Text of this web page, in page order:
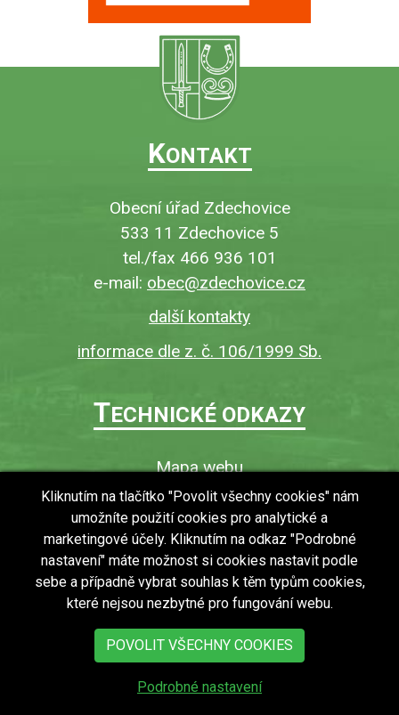
KONTAKT
Obecní úřad Zdechovice
533 11 Zdechovice 5
tel./fax 466 936 101
e-mail: obec@zdechovice.cz
další kontakty
informace dle z. č. 106/1999 Sb.
TECHNICKÉ ODKAZY
Mapa webu
O webu
Povinně zveřejňované informace
Ochrana osobních údajů (GDPR)
Vyhledávání
RSS
Bezbariérový přístup v obci
copyright © 2018 - 2026Obec Zdechovice
Kliknutím na tlačítko "Povolit všechny cookies" nám
umožníte použití cookies pro analytické a
marketingové účely. Kliknutím na odkaz "Podrobné
nastavení" máte možnost si cookies nastavit podle
sebe a případně vybrat souhlas k těm typům cookies,
které nejsou nezbytné pro fungování webu.
POVOLIT VŠECHNY COOKIES
Podrobné nastavení